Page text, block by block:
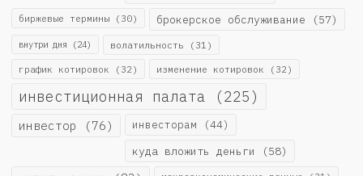
биржевые термины (30) брокерское обслуживание (57)
внутри дня (24) волатильность (31)
график котировок (32) изменение котировок (32)
инвестиционная палата (225)
инвестор (76) инвесторам (44)
куда вложить деньги (58)